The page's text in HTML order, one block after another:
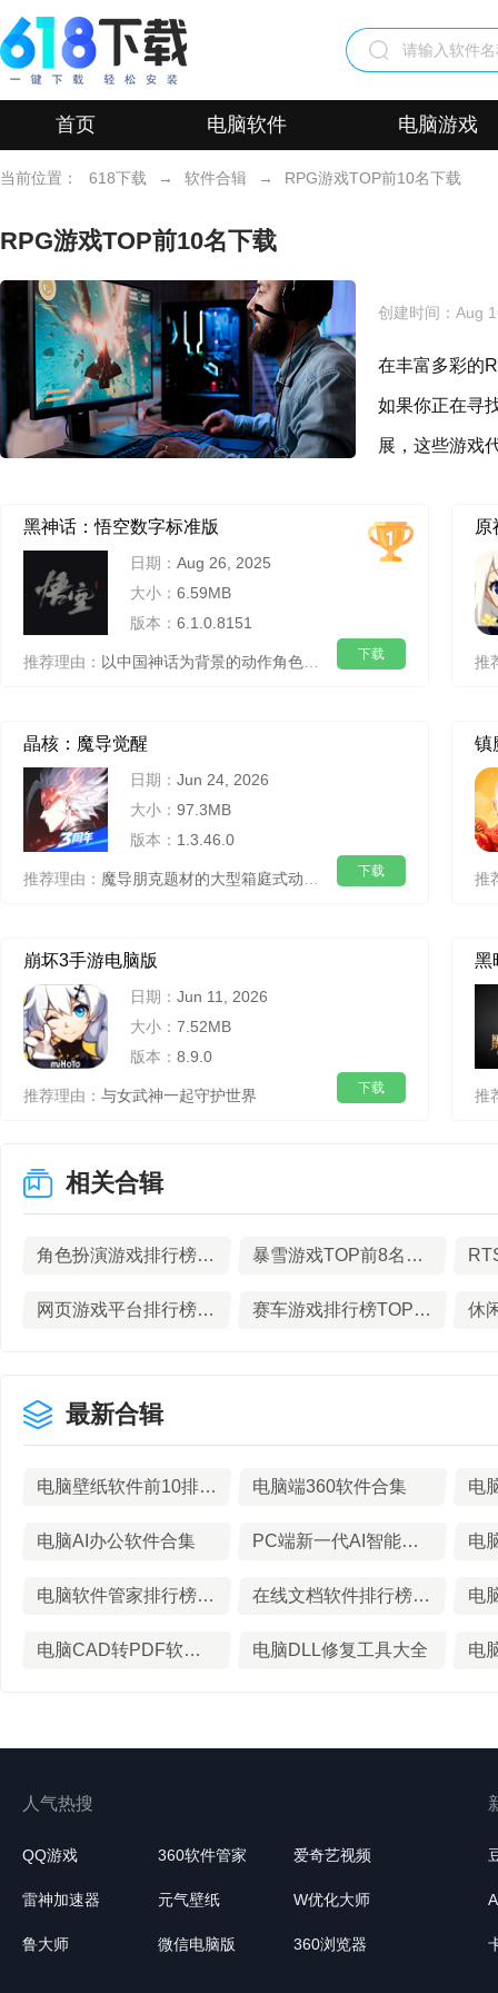
首页 电脑软件 电脑游戏
当前位置： 618下载 → 软件合辑 → RPG游戏TOP前10名下载
RPG游戏TOP前10名下载
创建时间： Aug
在丰富多彩的
如果你正在寻
展，这些游戏
黑神话：悟空数字标准版
日期： Aug 26, 2025
大小： 6.59MB
版本： 6.1.0.8151
推荐理由： 以中国神话为背景的动作角色扮演游戏 下载
原
推
晶核：魔导觉醒
日期： Jun 24, 2026
大小： 97.3MB
版本： 1.3.46.0
推荐理由： 魔导朋克题材的大型箱庭式动作RPG游戏 下载
镇
推
崩坏3手游电脑版
日期： Jun 11, 2026
大小： 7.52MB
版本： 8.9.0
推荐理由： 与女武神一起守护世界 下载
黑
推
相关合辑
角色扮演游戏排行榜TOP10下载 暴雪游戏TOP前8名下载
网页游戏平台排行榜TOP6下载 赛车游戏排行榜TOP7下载
最新合辑
电脑壁纸软件前10排行榜 电脑端360软件合集
电脑AI办公软件合集 PC端新一代AI智能浏览器推荐
电脑软件管家排行榜前十名 在线文档软件排行榜TOP10下载 电
电脑CAD转PDF软件合集 电脑DLL修复工具大全
人气热搜
QQ游戏 360软件管家 爱奇艺视频
雷神加速器 元气壁纸 W优化大师
鲁大师 微信电脑版 360浏览器